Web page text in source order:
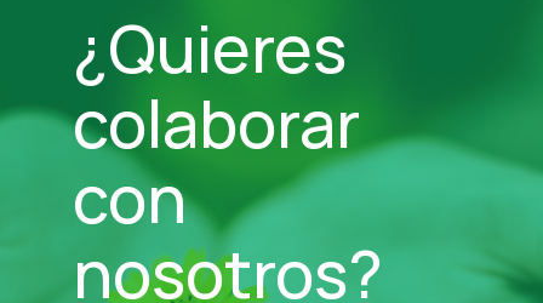
¿Quieres
colaborar
con
nosotros?